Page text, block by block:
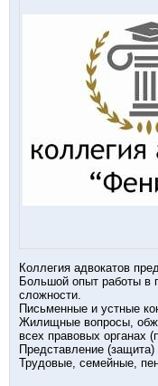
Коллегия адвокатов
Большой опыт работы в
сложности.
Письменные и устные
Жилищные вопросы,
всех правовых органах
Представление
Трудовые, семейные,